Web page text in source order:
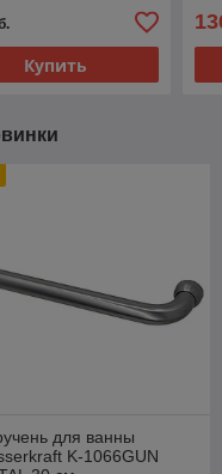
Купить
для ванны
K-1066GUN